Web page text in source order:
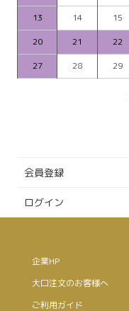
13
14 15
20
21 22
27
28 29
会員登録
ログイン
企業HP
大口注文のお客様へ
ご利用ガイド